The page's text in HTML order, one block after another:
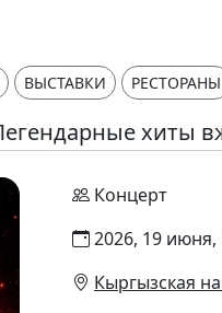
ВЫСТАВКИ РЕСТОРАНЫ
хиты
Концерт
2026, 19
Кыргызская